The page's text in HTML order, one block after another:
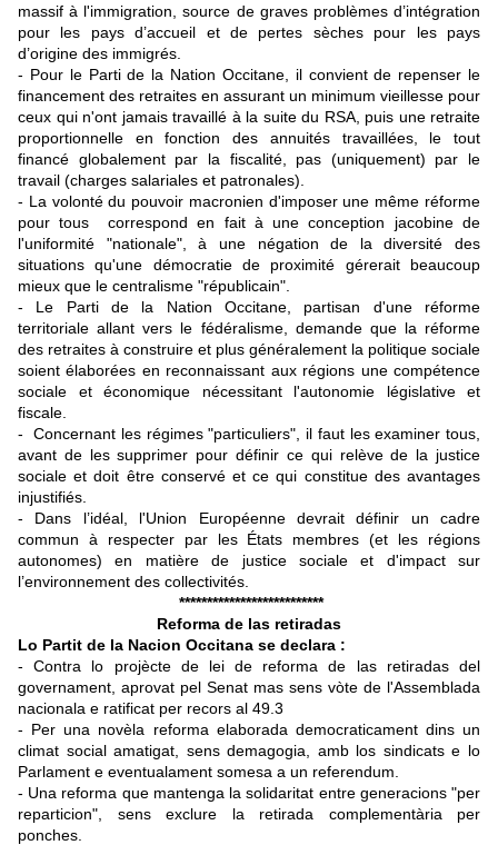
massif à l'immigration, source de graves problèmes d’intégration
pour les pays d’accueil et de pertes sèches pour les pays
d’origine des immigrés.
- Pour le Parti de la Nation Occitane, il convient de repenser le
financement des retraites en assurant un minimum vieillesse pour
ceux qui n'ont jamais travaillé à la suite du RSA, puis une retraite
proportionnelle en fonction des annuités travaillées, le tout
financé globalement par la fiscalité, pas (uniquement) par le
travail (charges salariales et patronales).
- La volonté du pouvoir macronien d'imposer une même réforme
pour tous correspond en fait à une conception jacobine de
l'uniformité "nationale", à une négation de la diversité des
situations qu'une démocratie de proximité gérerait beaucoup
mieux que le centralisme "républicain".
- Le Parti de la Nation Occitane, partisan d'une réforme
territoriale allant vers le fédéralisme, demande que la réforme
des retraites à construire et plus généralement la politique sociale
soient élaborées en reconnaissant aux régions une compétence
sociale et économique nécessitant l'autonomie législative et
fiscale.
- Concernant les régimes "particuliers", il faut les examiner tous,
avant de les supprimer pour définir ce qui relève de la justice
sociale et doit être conservé et ce qui constitue des avantages
injustifiés.
- Dans l’idéal, l'Union Européenne devrait définir un cadre
commun à respecter par les États membres (et les régions
autonomes) en matière de justice sociale et d'impact sur
l’environnement des collectivités.
**************************
Reforma de las retiradas
Lo Partit de la Nacion Occitana se declara :
- Contra lo projècte de lei de reforma de las retiradas del
governament, aprovat pel Senat mas sens vòte de l'Assemblada
nacionala e ratificat per recors al 49.3
- Per una novèla reforma elaborada democraticament dins un
climat social amatigat, sens demagogia, amb los sindicats e lo
Parlament e eventualament somesa a un referendum.
- Una reforma que mantenga la solidaritat entre generacions "per
reparticion", sens exclure la retirada complementària per
ponches.